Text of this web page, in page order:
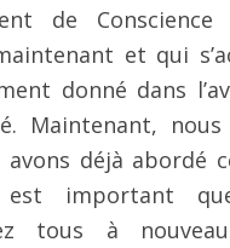
de
et qui
donné dans
Maintenant, nous
avons déjà abordé
important
tous à